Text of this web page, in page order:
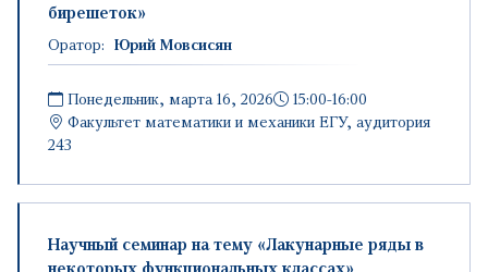
бирешеток»
Оратор: Юрий Мовсисян
Понедельник, марта 16, 2026
15:00-16:00
Факультет математики и механики ЕГУ, аудитория
243
Научный семинар на тему «Лакунарные ряды в
некоторых функциональных классах»